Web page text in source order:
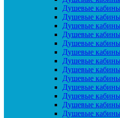
Душевые
Душевые
Душевые
Душевые
Душевые
Душевые
Душевые
Душевые
Душевые
Душевые
Душевые
Душевые
Душевые